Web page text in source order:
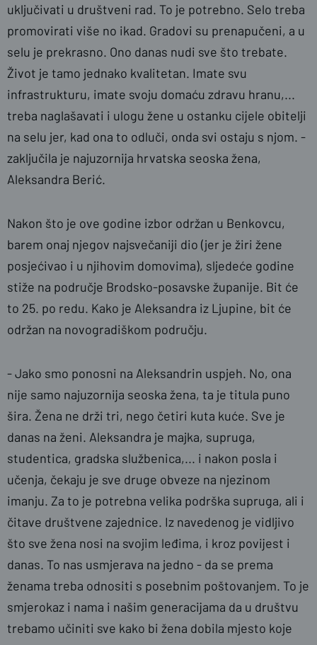
uključivati u društveni rad. To je potrebno. Selo treba
promovirati više no ikad. Gradovi su prenapučeni, a u
selu je prekrasno. Ono danas nudi sve što trebate.
Život je tamo jednako kvalitetan. Imate svu
infrastrukturu, imate svoju domaću zdravu hranu,...
treba naglašavati i ulogu žene u ostanku cijele obitelji
na selu jer, kad ona to odluči, onda svi ostaju s njom. -
zaključila je najuzornija hrvatska seoska žena,
Aleksandra Berić.
Nakon što je ove godine izbor održan u Benkovcu,
barem onaj njegov najsvečaniji dio (jer je žiri žene
posjećivao i u njihovim domovima), sljedeće godine
stiže na područje Brodsko-posavske županije. Bit će
to 25. po redu. Kako je Aleksandra iz Ljupine, bit će
održan na novogradiškom području.
- Jako smo ponosni na Aleksandrin uspjeh. No, ona
nije samo najuzornija seoska žena, ta je titula puno
šira. Žena ne drži tri, nego četiri kuta kuće. Sve je
danas na ženi. Aleksandra je majka, supruga,
studentica, gradska službenica,... i nakon posla i
učenja, čekaju je sve druge obveze na njezinom
imanju. Za to je potrebna velika podrška supruga, ali i
čitave društvene zajednice. Iz navedenog je vidljivo
što sve žena nosi na svojim leđima, i kroz povijest i
danas. To nas usmjerava na jedno - da se prema
ženama treba odnositi s posebnim poštovanjem. To je
smjerokaz i nama i našim generacijama da u društvu
trebamo učiniti sve kako bi žena dobila mjesto koje